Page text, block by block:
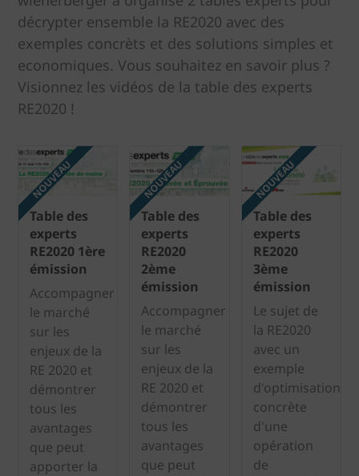
décrypter ensemble la RE2020 avec des
exemples concrèts et des solutions simples et
economiques. Vous souhaitez en savoir plus ?
Visionnez les vidéos de la table des experts
RE2020 !
Table des
experts
RE2020 1ère
émission
Accompagner
le marché
sur les
enjeux de la
RE 2020 et
démontrer
tous les
avantages
que peut
apporter la
NOUVEAU
Table des
experts
RE2020
2ème
émission
Accompagner
le marché
sur les
enjeux de la
RE 2020 et
démontrer
tous les
avantages
que peut
NOUVEAU
Table des
experts
RE2020
3ème
émission
Le sujet de
la RE2020
avec un
exemple
d'optimisation
concrète
d'une
opération
de
NOUVEAU